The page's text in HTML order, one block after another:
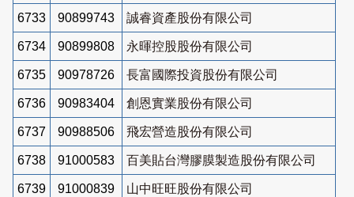
6733 90899743 誠睿資產股份有限公司
6734 90899808 永暉控股股份有限公司
6735 90978726 長富國際投資股份有限公司
6736 90983404 創恩實業股份有限公司
6737 90988506 飛宏營造股份有限公司
6738 91000583 百美貼台灣膠膜製造股份有限公司
6739 91000839 山中旺旺股份有限公司